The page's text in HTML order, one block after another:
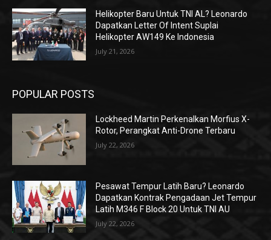
Helikopter Baru Untuk TNI AL? Leonardo
Dapatkan Letter Of Intent Suplai
Helikopter AW149 Ke Indonesia
July 21, 2026
POPULAR POSTS
Lockheed Martin Perkenalkan Morfius X-
Rotor, Perangkat Anti-Drone Terbaru
July 22, 2026
Pesawat Tempur Latih Baru? Leonardo
Dapatkan Kontrak Pengadaan Jet Tempur
Latih M346 F Block 20 Untuk TNI AU
July 22, 2026